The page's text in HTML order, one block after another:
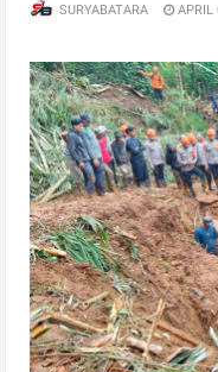
SURYABATARA APRIL